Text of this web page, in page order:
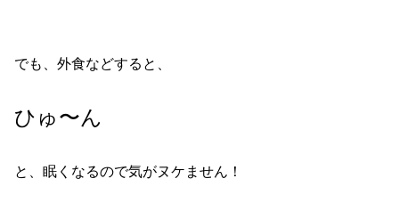
でも、外食などすると、
ひゅ〜ん
と、眠くなるので気がヌケません！